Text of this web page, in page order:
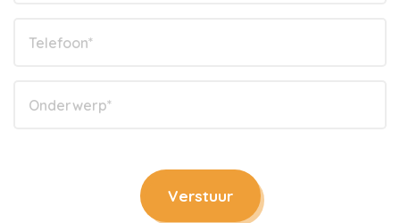
Verstuur